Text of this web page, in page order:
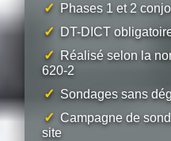
✓ Phases 1 et 2
✓ DT-DICT
✓
Réalisé selon la
620-2
✓ Sondages sans
✓ Campagne de
site